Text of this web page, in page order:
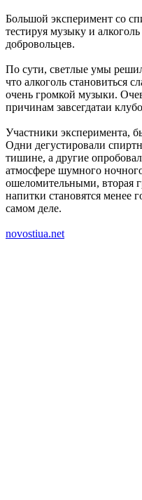
Большой эксперимент со
тестируя музыку и
добровольцев.
По сути, светлые умы
что алкоголь становиться
очень громкой музыки.
причинам завсегдатаи
Участники эксперимента,
Одни дегустировали
тишине, а другие
атмосфере шумного
ошеломительными, вторая
напитки становятся менее
самом деле.
novostiua.net